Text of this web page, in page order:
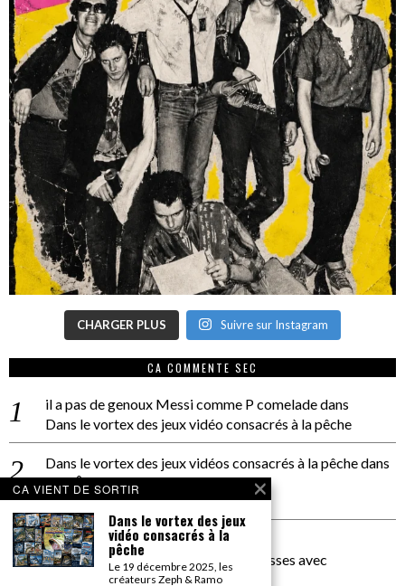
CHARGER PLUS Suivre sur Instagram
CA COMMENTE SEC
il a pas de genoux Messi comme P comeladedans
Dans le vortex des jeux vidéo consacrés à la pêche
Dans le vortex des jeux vidéos consacrés à la pêchedans
PACÔME THIELLEMENT
La séance d’Hip Gnose
La Patrie
dans
On a parlé Dolce Vita et lutte des classes avec
Bernardino Femminielli
CA VIENT DE SORTIR
Dans le vortex des jeux
vidéo consacrés à la
pêche
Le 19 décembre 2025, les
créateurs Zeph & Ramo